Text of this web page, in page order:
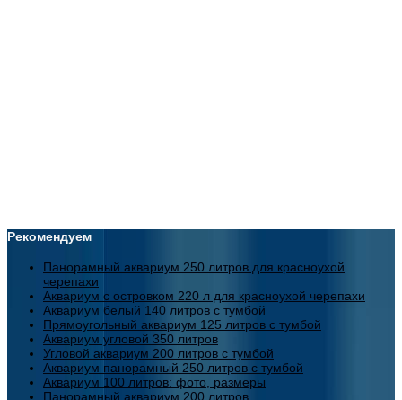
Рекомендуем
Панорамный аквариум 250 литров для красноухой
черепахи
Аквариум с островком 220 л для красноухой черепахи
Аквариум белый 140 литров с тумбой
Прямоугольный аквариум 125 литров с тумбой
Аквариум угловой 350 литров
Угловой аквариум 200 литров с тумбой
Аквариум панорамный 250 литров с тумбой
Аквариум 100 литров: фото, размеры
Панорамный аквариум 200 литров